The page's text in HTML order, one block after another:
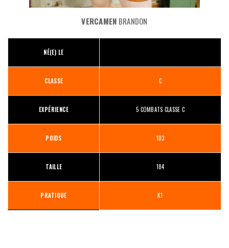
VERCAMEN BRANDON
NÉ(E) LE
CLASSE C
EXPÉRIENCE 5 COMBATS CLASSE C
POIDS 103
TAILLE 184
PRATIQUE K1